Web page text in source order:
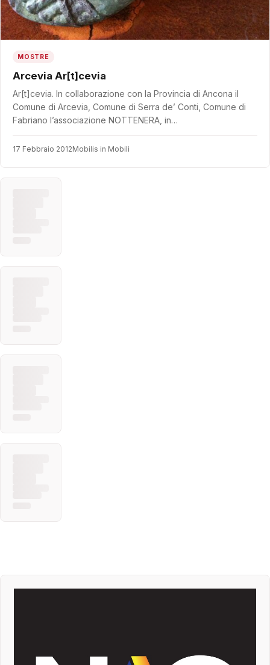
MOSTRE
Arcevia Ar[t]cevia
Ar[t]cevia. In collaborazione con la Provincia di Ancona il
Comune di Arcevia, Comune di Serra de’ Conti, Comune di
Fabriano l’associazione NOTTENERA, in…
17 Febbraio 2012Mobilis in Mobili